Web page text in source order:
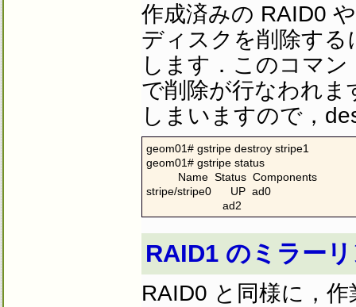
作成済みの RAID0
ディスクを削除する
します．このコマ
で削除が行なわれま
しまいますので，
geom01# gstripe destroy stripe1
geom01# gstripe status
          Name  Status  Components
stripe/stripe0      UP  ad0
                        ad2
RAID1 のミラー
RAID0 と同様に，